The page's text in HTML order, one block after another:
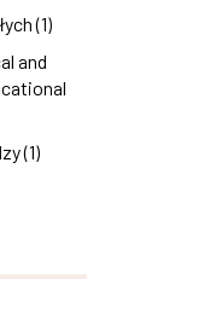
(1)
and
(1)